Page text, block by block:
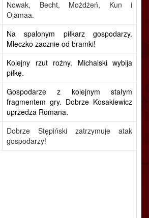
Nowak, Becht, Możdżeń, Kun i
Ojamaa.
Na spalonym piłkarz gospodarzy.
Mleczko zacznie od bramki!
Kolejny rzut rożny. Michalski wybija
piłkę.
Gospodarze z kolejnym stałym
fragmentem gry. Dobrze Kosakiewicz
uprzedza Romana.
Dobrze Stępiński zatrzymuje atak
gospodarzy!